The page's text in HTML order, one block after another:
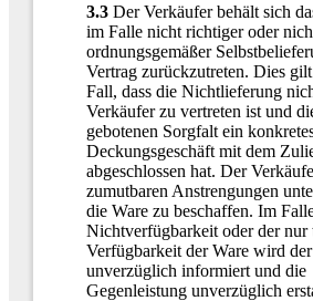
3.3Der Verkäufer behält sich
im Falle nicht richtiger oder
ordnungsgemäßer
Vertrag zurückzutreten. Dies
Fall, dass die Nichtlieferung
Verkäufer zu vertreten ist und
gebotenen Sorgfalt ein
Deckungsgeschäft mit dem
abgeschlossen hat. Der
zumutbaren Anstrengungen
die Ware zu beschaffen. Im
Nichtverfügbarkeit oder der nur
Verfügbarkeit der Ware wird
unverzüglich informiert und die
Gegenleistung unverzüglich